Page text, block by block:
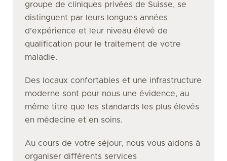
groupe de cliniques privées de Suisse, se
distinguent par leurs longues années
d’expérience et leur niveau élevé de
qualification pour le traitement de votre
maladie.
Des locaux confortables et une infrastructure
moderne sont pour nous une évidence, au
même titre que les standards les plus élevés
en médecine et en soins.
Au cours de votre séjour, nous vous aidons à
organiser différents services